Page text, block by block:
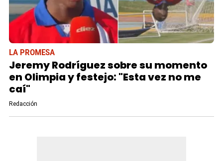
LA PROMESA
Jeremy Rodríguez sobre su momento
en Olimpia y festejo: "Esta vez no me
caí"
Redacción